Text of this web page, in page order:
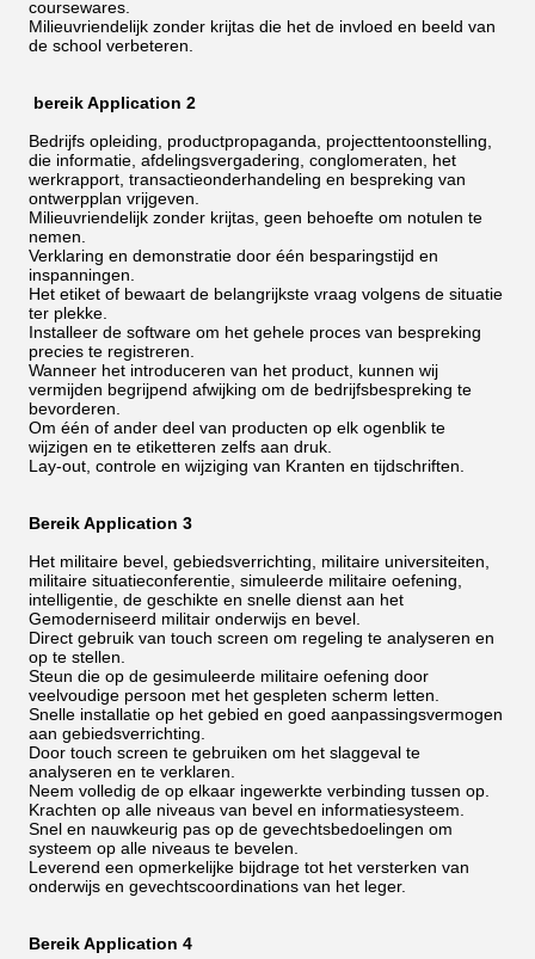
coursewares.
Milieuvriendelijk zonder krijtas die het de invloed en beeld van
de school verbeteren.
bereik Application 2
Bedrijfs opleiding, productpropaganda, projecttentoonstelling,
die informatie, afdelingsvergadering, conglomeraten, het
werkrapport, transactieonderhandeling en bespreking van
ontwerpplan vrijgeven.
Milieuvriendelijk zonder krijtas, geen behoefte om notulen te
nemen.
Verklaring en demonstratie door één besparingstijd en
inspanningen.
Het etiket of bewaart de belangrijkste vraag volgens de situatie
ter plekke.
Installeer de software om het gehele proces van bespreking
precies te registreren.
Wanneer het introduceren van het product, kunnen wij
vermijden begrijpend afwijking om de bedrijfsbespreking te
bevorderen.
Om één of ander deel van producten op elk ogenblik te
wijzigen en te etiketteren zelfs aan druk.
Lay-out, controle en wijziging van Kranten en tijdschriften.
Bereik Application 3
Het militaire bevel, gebiedsverrichting, militaire universiteiten,
militaire situatieconferentie, simuleerde militaire oefening,
intelligentie, de geschikte en snelle dienst aan het
Gemoderniseerd militair onderwijs en bevel.
Direct gebruik van touch screen om regeling te analyseren en
op te stellen.
Steun die op de gesimuleerde militaire oefening door
veelvoudige persoon met het gespleten scherm letten.
Snelle installatie op het gebied en goed aanpassingsvermogen
aan gebiedsverrichting.
Door touch screen te gebruiken om het slaggeval te
analyseren en te verklaren.
Neem volledig de op elkaar ingewerkte verbinding tussen op.
Krachten op alle niveaus van bevel en informatiesysteem.
Snel en nauwkeurig pas op de gevechtsbedoelingen om
systeem op alle niveaus te bevelen.
Leverend een opmerkelijke bijdrage tot het versterken van
onderwijs en gevechtscoordinations van het leger.
Bereik Application 4